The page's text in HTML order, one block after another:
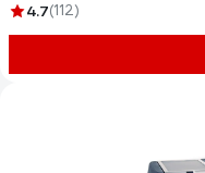
4.7(112)